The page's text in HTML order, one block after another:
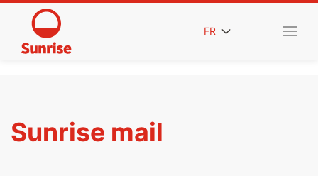
FR
Sunrise mail